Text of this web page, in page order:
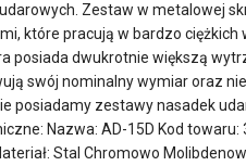
Zestaw w metalowej
które pracują w bardzo ciężkich
dwukrotnie większą
swój nominalny wymiar oraz
zestawy nasadek
Nazwa: AD-15D Kod towaru:
Stal Chromowo